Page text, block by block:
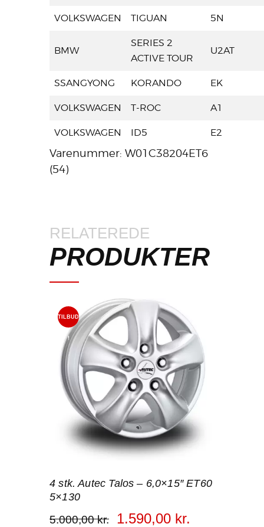
VOLKSWAGEN TIGUAN 5N
BMW
SERIES 2
ACTIVE TOUR
U2AT
SSANGYONG KORANDO EK
VOLKSWAGEN T-ROC A1
VOLKSWAGEN ID5 E2
Varenummer: W01C38204ET6
(54)
RELATEREDE
PRODUKTER
TILBUD
!
4 stk. Autec Talos – 6,0×15″ ET60
5×130
5.000,00 kr. 1.590,00 kr.